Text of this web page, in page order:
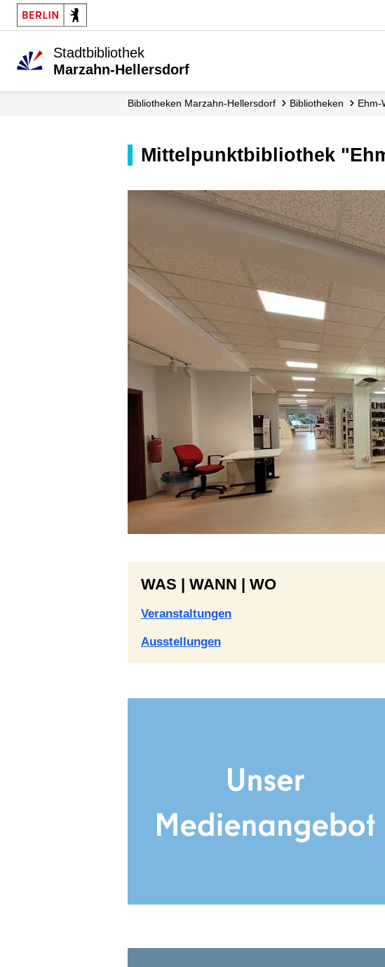
Stadtbibliothek
Marzahn-Hellersdorf
Biblio­theken Marzahn-Hellersdorf Bibliotheken
Mittelpunktbibliothek
WAS | WANN | WO
Veranstaltungen
Ausstellungen